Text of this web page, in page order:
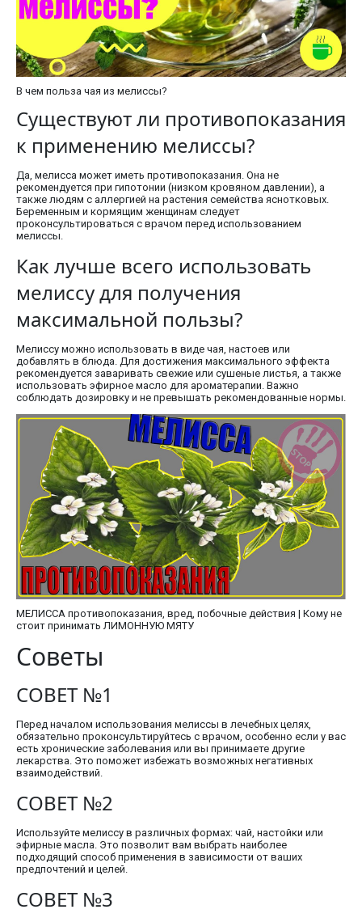
В чем польза чая из мелиссы?
Существуют ли противопоказания
к применению мелиссы?
Да, мелисса может иметь противопоказания. Она не
рекомендуется при гипотонии (низком кровяном давлении), а
также людям с аллергией на растения семейства яснотковых.
Беременным и кормящим женщинам следует
проконсультироваться с врачом перед использованием
мелиссы.
Как лучше всего использовать
мелиссу для получения
максимальной пользы?
Мелиссу можно использовать в виде чая, настоев или
добавлять в блюда. Для достижения максимального эффекта
рекомендуется заваривать свежие или сушеные листья, а также
использовать эфирное масло для ароматерапии. Важно
соблюдать дозировку и не превышать рекомендованные нормы.
МЕЛИССА противопоказания, вред, побочные действия | Кому не
стоит принимать ЛИМОННУЮ МЯТУ
Советы
СОВЕТ №1
Перед началом использования мелиссы в лечебных целях,
обязательно проконсультируйтесь с врачом, особенно если у вас
есть хронические заболевания или вы принимаете другие
лекарства. Это поможет избежать возможных негативных
взаимодействий.
СОВЕТ №2
Используйте мелиссу в различных формах: чай, настойки или
эфирные масла. Это позволит вам выбрать наиболее
подходящий способ применения в зависимости от ваших
предпочтений и целей.
СОВЕТ №3